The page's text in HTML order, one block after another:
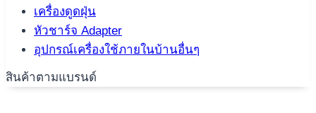
เครื่องดูดฝุ่น
หัวชาร์จ Adapter
อุปกรณ์เครื่องใช้ภายในบ้านอื่นๆ
สินค้าตามแบรนด์